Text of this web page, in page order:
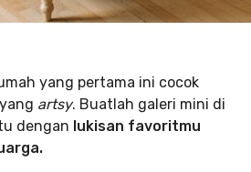
yang pertama ini cocok
artsy. Buatlah galeri mini di
dengan lukisan favoritmu